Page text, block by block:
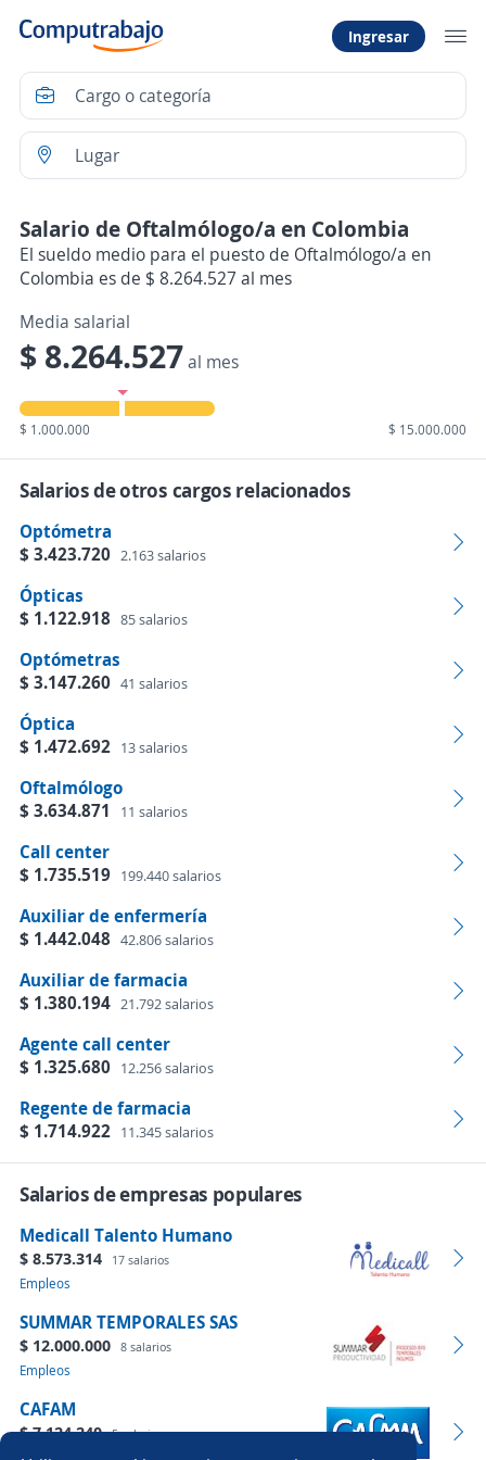
Ingresar
Salario de Oftalmólogo/a en Colombia
El sueldo medio para el puesto de Oftalmólogo/a en
Colombia es de $ 8.264.527 al mes
Media salarial
$ 8.264.527al mes
$ 1.000.000 $ 15.000.000
Salarios de otros cargos relacionados
Optómetra
$ 3.423.720 2.163 salarios
Ópticas
$ 1.122.918 85 salarios
Optómetras
$ 3.147.260 41 salarios
Óptica
$ 1.472.692 13 salarios
Oftalmólogo
$ 3.634.871
11 salarios
Call center
$ 1.735.519 199.440 salarios
Auxiliar de enfermería
$ 1.442.048 42.806 salarios
Auxiliar de farmacia
$ 1.380.194 21.792 salarios
Agente call center
$ 1.325.680 12.256 salarios
Regente de farmacia
$ 1.714.922 11.345 salarios
Salarios de empresas populares
Medicall Talento Humano
$ 8.573.314 17 salarios
Empleos
SUMMAR TEMPORALES SAS
$ 12.000.000 8 salarios
Empleos
CAFAM
$ 7.124.240 5 salarios